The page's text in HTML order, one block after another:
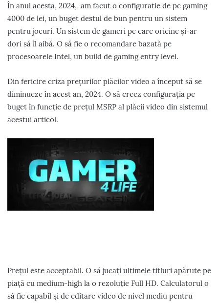
În anul acesta, 2024, am facut o configuratie de pc gaming
4000 de lei, un buget destul de bun pentru un sistem
pentru jocuri. Un sistem de gameri pe care oricine și-ar
dori să îl aibă. O să fie o recomandare bazată pe
procesoarele Intel, un build de gaming entry level.
Din fericire criza prețurilor plăcilor video a început să se
diminueze în acest an, 2024. O să creez configurația pe
buget în funcție de prețul MSRP al plăcii video din sistemul
acestui articol.
Prețul este acceptabil. O să jucați ultimele titluri apărute pe
piață cu medium-high la o rezoluție Full HD. Calculatorul o
să fie capabil și de editare video de nivel mediu pentru